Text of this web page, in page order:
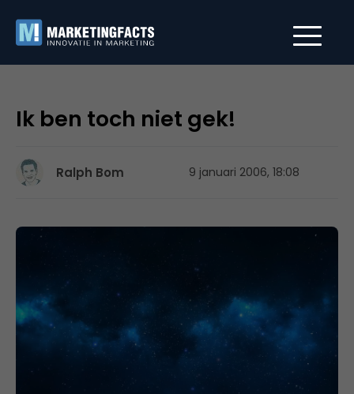
Ik ben toch niet gek!
Ralph Bom 9 januari 2006, 18:08